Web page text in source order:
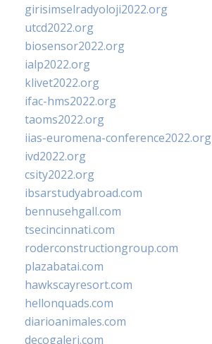
girisimselradyoloji2022.org
utcd2022.org
biosensor2022.org
ialp2022.org
klivet2022.org
ifac-hms2022.org
taoms2022.org
iias-euromena-conference2022.org
ivd2022.org
csity2022.org
ibsarstudyabroad.com
bennusehgall.com
tsecincinnati.com
roderconstructiongroup.com
plazabatai.com
hawkscayresort.com
hellonquads.com
diarioanimales.com
decogaleri.com